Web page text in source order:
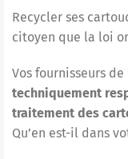
Recycler ses
citoyen que la loi
Vos fournisseurs
techniquement
traitement des
Qu’en est-il dans